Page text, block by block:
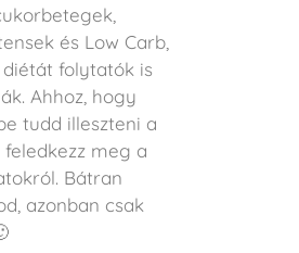
és Low Carb,
diétát folytatók is
Ahhoz, hogy
tudd illeszteni a
meg a
Bátran
azonban csak